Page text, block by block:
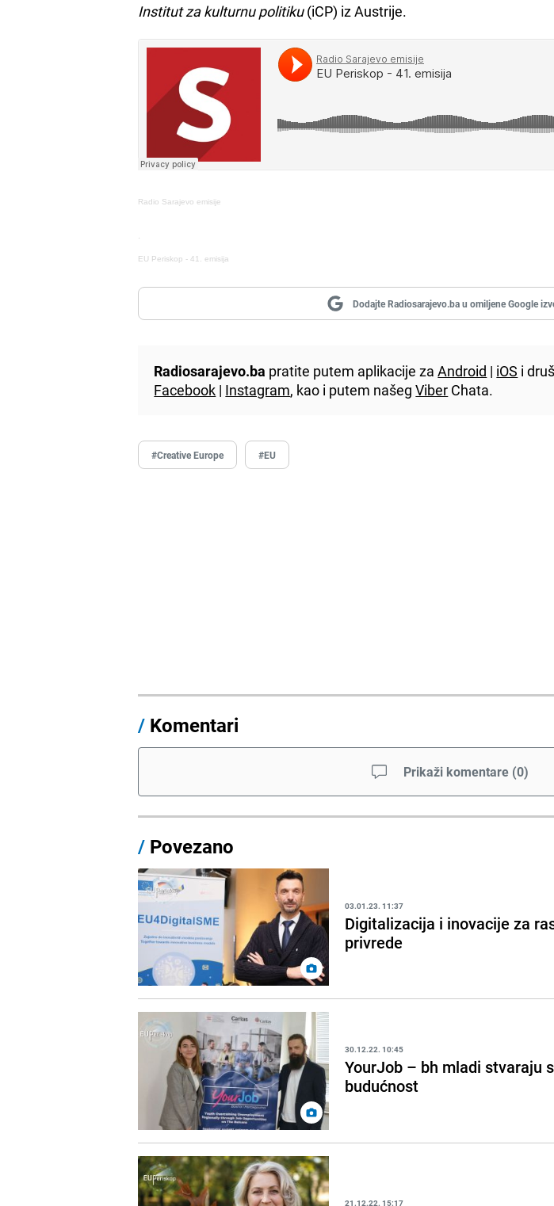
Institut za kulturnu politiku(iCP) iz Austrije.
Radio Sarajevo emisije
·
EU Periskop - 41. emisija
Dodajte Radiosarajevo.ba u omiljene Google
Radiosarajevo.ba pratite putem aplikacije zaAndroid | iOS i
Facebook | Instagram, kao i putem našegViber Chata.
#Creative Europe #EU
/ Komentari
Prikaži komentare (0)
/ Povezano
03.01.23. 11:37
Digitalizacija i inovacije za
privrede
30.12.22. 10:45
YourJob – bh mladi stvaraju
budućnost
21.12.22. 15:17